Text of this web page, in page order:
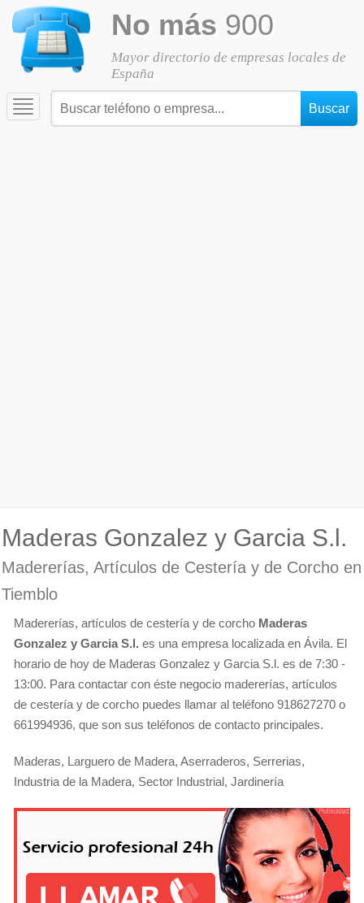
No más 900
Mayor directorio de empresas locales de
España
Toggle
navigation
Maderas Gonzalez y Garcia S.l.
Madererías, Artículos de Cestería y de Corcho en
Tiemblo
Madererías, artículos de cestería y de corcho Maderas
Gonzalez y Garcia S.l. es una empresa localizada en Ávila. El
horario de hoy de Maderas Gonzalez y Garcia S.l. es de 7:30 -
13:00. Para contactar con éste negocio madererías, artículos
de cestería y de corcho puedes llamar al teléfono 918627270 o
661994936, que son sus teléfonos de contacto principales.
Maderas, Larguero de Madera, Aserraderos, Serrerias,
Industria de la Madera, Sector Industrial, Jardinería